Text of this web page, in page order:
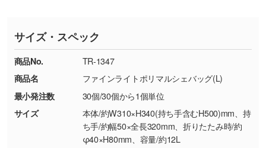
す。→詳しく見る
・コーポレートカラーを使って印刷したい／印
刷色にこだわりがある
DIC・PANTONEなどのカラーチップの指定や、
現物支給による色指定も承っております。→詳
※詳しくは「商品の良品基準について
ください。
【返品・交換ができない場合】
・お客様の元で商品を加工された場合、または
商品が破損した場合
・商品到着後7日以上経過している場合
・お客様のご都合による返品・交換依頼(商
TEL：0422-29-9911 営業時間10:00～
18:00(土日祝日除く)
お問い合わせフォームはこちら
サイズ・スペック
商品No.
TR-1347
商品名
ファインライトポリマルシェバッグ(L)
最小発注数
30個/30個から1個単位
サイズ
本体/約W310×H340(持ち手含むH500)mm、持
ち手/約幅50×全長320mm、折りたたみ時/約
φ40×H80mm、容量/約12L